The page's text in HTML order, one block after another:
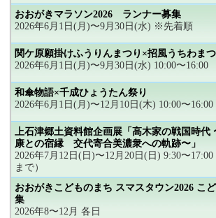
おおがきマラソン2026 ランナー募集
2026年6月1日(月)〜9月30日(水) ※先着順
関ケ原願掛けふうりんまつり×招風うちわまつ
2026年6月1日(月)〜9月30日(水) 10:00〜16:00
和傘物語×千成ひょうたん祭り
2026年6月1日(月)〜12月10日(木) 10:00〜16:00
上石津郷土資料館企画展「高木家の戦国時代
康との宿縁 交代寄合美濃衆への軌跡〜」
2026年7月12日(日)〜12月20日(日) 9:30〜
まで）
おおがきこどものまち スマスタウン2026 こ
集
2026年8〜12月 各日